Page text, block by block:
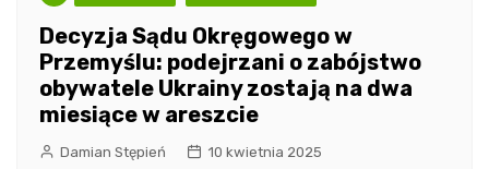
Decyzja Sądu Okręgowego w
Przemyślu: podejrzani o zabójstwo
obywatele Ukrainy zostają na dwa
miesiące w areszcie
Damian Stępień 10 kwietnia 2025